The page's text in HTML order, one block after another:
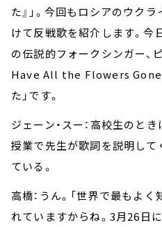
た』」。今回もロシアのウク
けて反戦歌を紹介します。今
の伝説的フォークシンガー、
Have All the Flowers Gone?
た」です。
ジェーン・スー：高校生のと
授業で先生が歌詞を説明し
ている。
高橋：うん。「世界で最もよ
れていますからね。3月26日